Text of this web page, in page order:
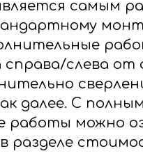
самым
справа/слева
далее. С
работы можно
разделе